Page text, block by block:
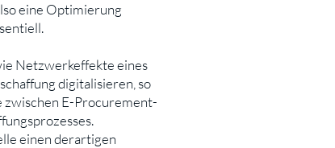
eine Optimierung
Netzwerkeffekte eines
digitalisieren, so
zwischen E-Procurement-
einen derartigen